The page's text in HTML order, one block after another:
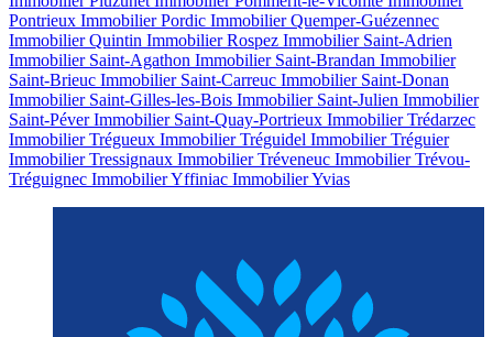
Pontrieux Immobilier Pordic Immobilier Quemper-Guézennec
Immobilier Quintin Immobilier Rospez Immobilier Saint-Adrien
Immobilier Saint-Agathon Immobilier Saint-Brandan Immobilier
Saint-Brieuc Immobilier Saint-Carreuc Immobilier Saint-Donan
Immobilier Saint-Gilles-les-Bois Immobilier Saint-Julien Immobilier
Saint-PéverImmobilier Saint-Quay-Portrieux Immobilier Trédarzec
Immobilier Trégueux Immobilier Tréguidel Immobilier Tréguier
Immobilier Tressignaux Immobilier Tréveneuc Immobilier Trévou-
Tréguignec Immobilier Yffiniac Immobilier Yvias